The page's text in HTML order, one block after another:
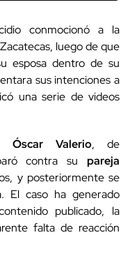
conmocionó a la
luego de que
esposa dentro de su
sus intenciones a
una serie de videos
Óscar Valerio, de
contra su pareja
y posteriormente se
El caso ha generado
publicado, la
falta de reacción